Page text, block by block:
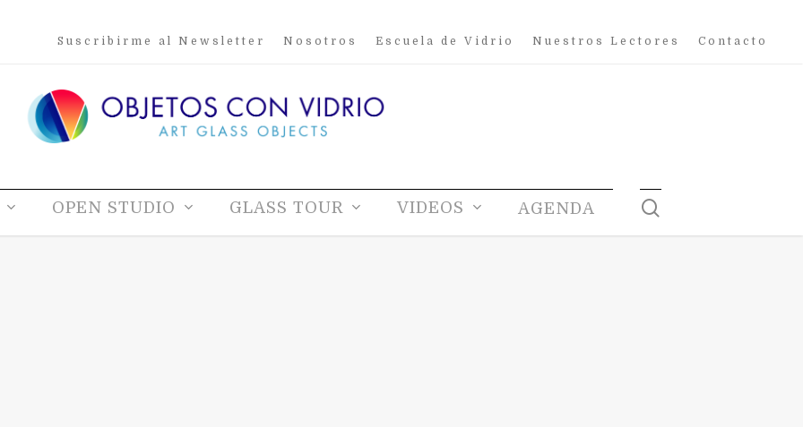
Suscribirme al Newsletter Nosotros Escuela de Vidrio Nuestros Lectores Contacto
OPEN STUDIO GLASS TOUR VIDEOS AGENDA